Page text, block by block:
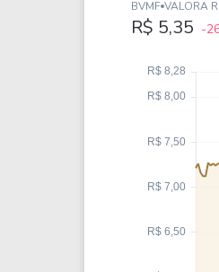
Klabin
Ver todos
BVMF VALORA
R$ 5,35 -